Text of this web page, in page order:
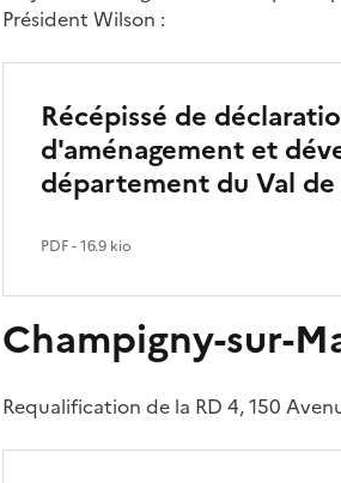
Président Wilson :
Récépissé de
d'aménagement et
département du Val
PDF- 16.9 kio
Champigny-sur-
Requalification de la RD 4, 150